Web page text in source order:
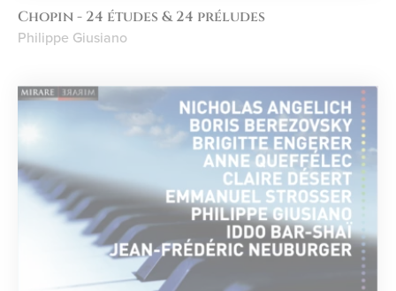
Chopin - 24 études & 24 préludes
Philippe Giusiano